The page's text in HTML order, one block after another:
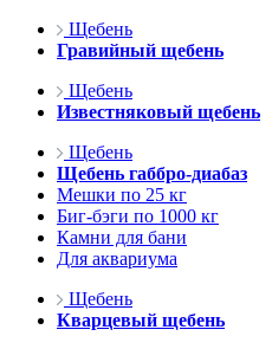
Щебень
Гравийный щебень
Щебень
Известняковый щебень
Щебень
Щебень габбро-диабаз
Мешки по 25 кг
Биг-бэги по 1000 кг
Камни для бани
Для аквариума
Щебень
Кварцевый щебень